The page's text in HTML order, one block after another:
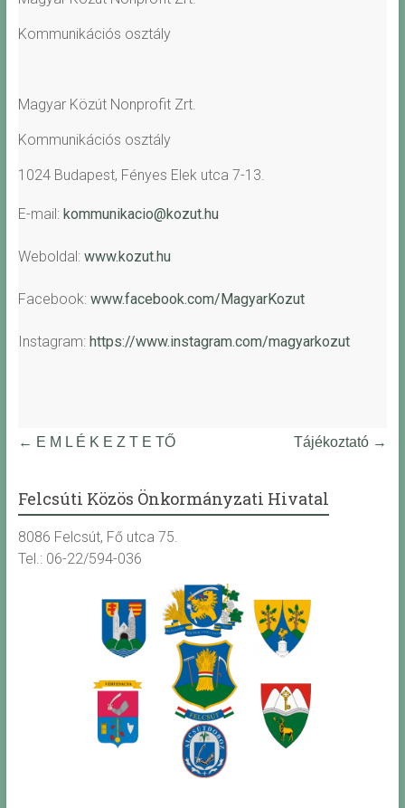
Kommunikációs osztály
Magyar Közút Nonprofit Zrt.
Kommunikációs osztály
1024 Budapest, Fényes Elek utca 7-13.
E-mail: kommunikacio@kozut.hu
Weboldal: www.kozut.hu
Facebook: www.facebook.com/MagyarKozut
Instagram: https://www.instagram.com/magyarkozut
← E M L É K E Z T E TŐ Tájékoztató →
Felcsúti Közös Önkormányzati Hivatal
8086 Felcsút, Fő utca 75.
Tel.: 06-22/594-036